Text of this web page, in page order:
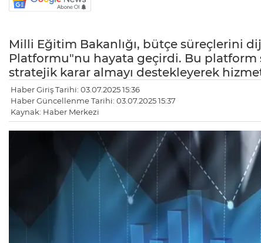
Milli Eğitim Bakanlığı, bütçe süreçlerini
Platformu"nu hayata geçirdi. Bu platform
stratejik karar almayı destekleyerek
Haber Giriş Tarihi: 03.07.2025 15:36
Haber Güncellenme Tarihi: 03.07.2025 15:37
Kaynak: Haber Merkezi